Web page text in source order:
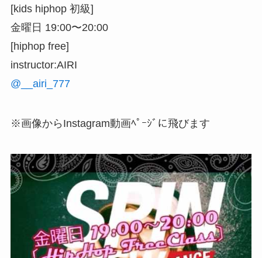
[kids hiphop 初級]
金曜日 19:00〜20:00
[hiphop free]
instructor:AIRI
@__airi_777
※画像からInstagram動画ﾍﾟｰｼﾞに飛びます